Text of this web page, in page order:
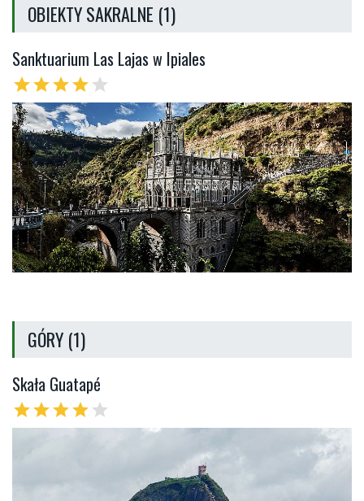
OBIEKTY SAKRALNE (1)
Sanktuarium Las Lajas w Ipiales
starstarstarstar star
GÓRY (1)
Skała Guatapé
starstarstarstar star